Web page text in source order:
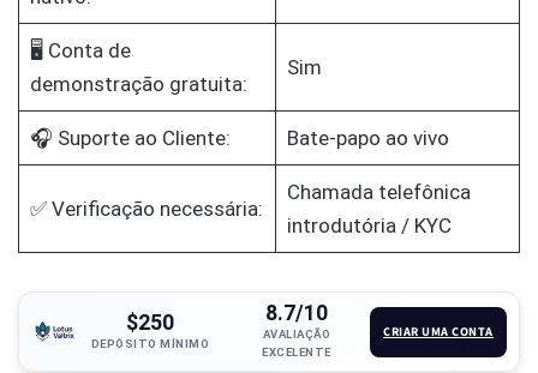
🖥️ Conta de
demonstração gratuita:
Sim
🎧 Suporte ao Cliente: Bate-papo ao vivo
✅ Verificação necessária:
Chamada telefônica
introdutória / KYC
$250
DEPÓSITO MÍNIMO
8.7/10
AVALIAÇÃO
EXCELENTE
CRIAR UMA CONTA